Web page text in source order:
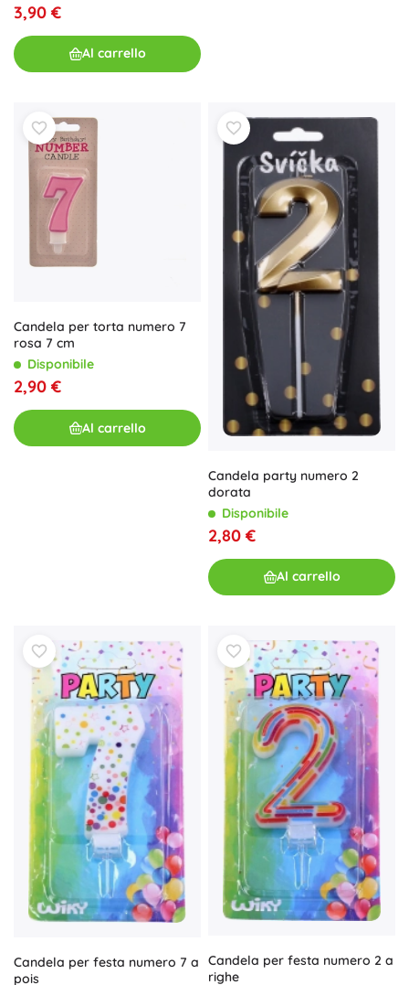
3,90 €
Al carrello
Candela per torta numero 7
rosa 7 cm
Disponibile
2,90 €
Al carrello
Candela party numero 2
dorata
Disponibile
2,80 €
Al carrello
Candela per festa numero 7 a
pois
Candela per festa numero 2 a
righe